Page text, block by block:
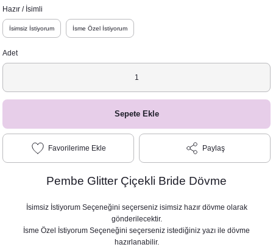
Hazır / İsimli
İsimsiz İstiyorum İsme Özel İstiyorum
Adet
Sepete Ekle
Paylaş
Pembe Glitter Çiçekli Bride Dövme
İsimsiz İstiyorum Seçeneğini seçerseniz isimsiz hazır dövme olarak
gönderilecektir.
İsme Özel İstiyorum Seçeneğini seçerseniz istediğiniz yazı ile dövme
hazırlanabilir.